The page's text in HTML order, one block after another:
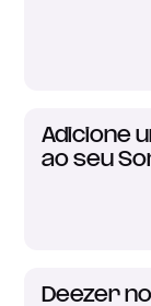
Adicione
ao seu
Deezer